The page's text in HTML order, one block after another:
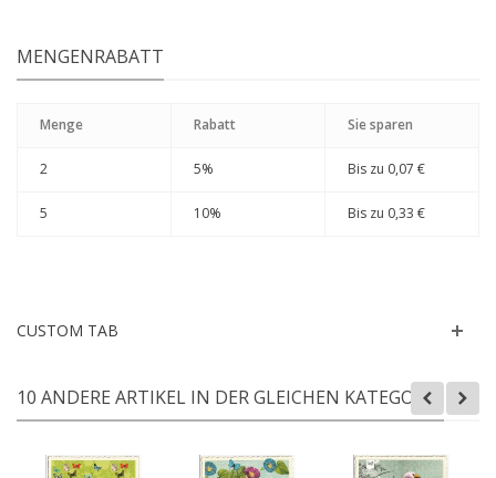
MENGENRABATT
Menge Rabatt Sie sparen
2 5% Bis zu 0,07 €
5 10% Bis zu 0,33 €
CUSTOM TAB
10 ANDERE ARTIKEL IN DER GLEICHEN KATEGORIE: